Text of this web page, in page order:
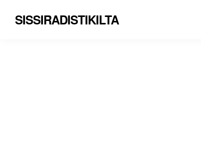
SISSIRADISTIKILTA